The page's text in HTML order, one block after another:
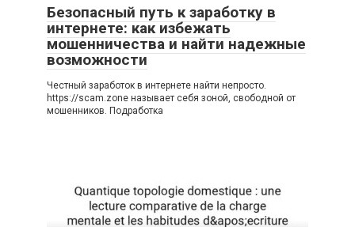
Безопасный путь к заработку в
интернете: как избежать
мошенничества и найти надежные
возможности
Честный заработок в интернете найти непросто.
https://scam.zone называет себя зоной, свободной от
мошенников. Подработка